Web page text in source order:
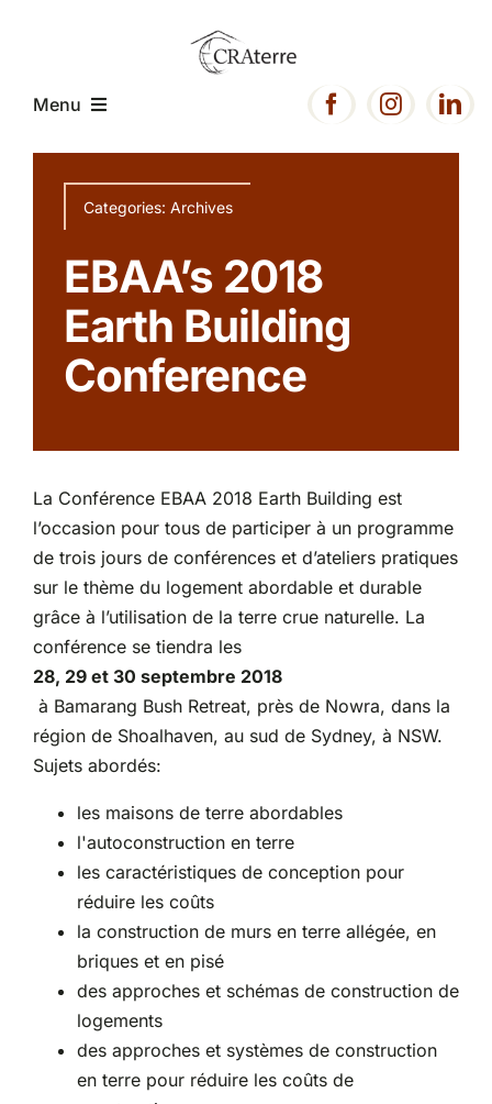
Menu
Accueil
Présentation
Expertise
Partenariats
Categories: Archives
EBAA’s 2018
Earth Building
Conference
La Conférence EBAA 2018 Earth Building est
l’occasion pour tous de participer à un programme
de trois jours de conférences et d’ateliers pratiques
sur le thème du logement abordable et durable
grâce à l’utilisation de la terre crue naturelle. La
conférence se tiendra les
28, 29 et 30 septembre 2018
à Bamarang Bush Retreat, près de Nowra, dans la
région de Shoalhaven, au sud de Sydney, à NSW.
Sujets abordés:
les maisons de terre abordables
l'autoconstruction en terre
les caractéristiques de conception pour
réduire les coûts
la construction de murs en terre allégée, en
briques et en pisé
des approches et schémas de construction de
logements
des approches et systèmes de construction
en terre pour réduire les coûts de